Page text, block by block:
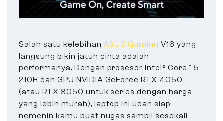
Salah satu kelebihanASUS Gaming V16 yang
langsung bikin jatuh cinta adalah
performanya. Dengan prosesor Intel® Core™ 5
210H dan GPU NVIDIA GeForce RTX 4050
(atau RTX 3050 untuk series dengan harga
yang lebih murah), laptop ini udah siap
nemenin kamu buat nugas sambil sesekali